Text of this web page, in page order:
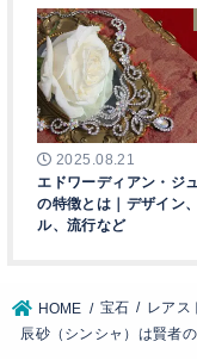
2025.08.21
エドワーディアン・ジ
の特徴とは｜デザイン
ル、流行など
HOME 宝石
レアス
辰砂（シンシャ）は賢者